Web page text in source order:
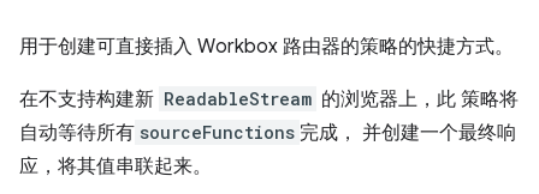
用于创建可直接插入 Workbox 路由器的策略的快捷方式。
在不支持构建新 ReadableStream 的浏览器上，此 策略将
自动等待所有 sourceFunctions 完成， 并创建一个最终响
应，将其值串联起来。